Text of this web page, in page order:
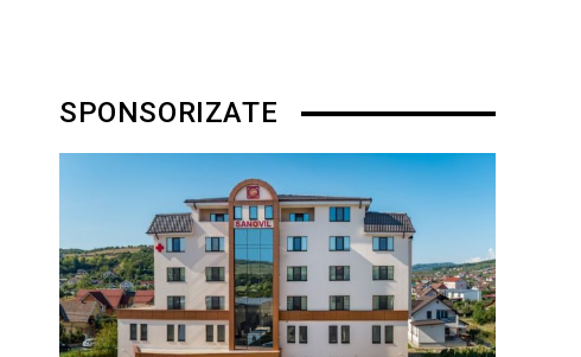
SPONSORIZATE